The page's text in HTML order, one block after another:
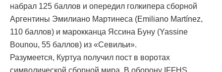
набрал 125 баллов и опередил голкипера сборной
Аргентины Эмилиано Мартинеса (Emiliano Martínez,
110 баллов) и марокканца Яссина Буну (Yassine
Bounou, 55 баллов) из «Севильи».
Разумеется, Куртуа получил пост в воротах